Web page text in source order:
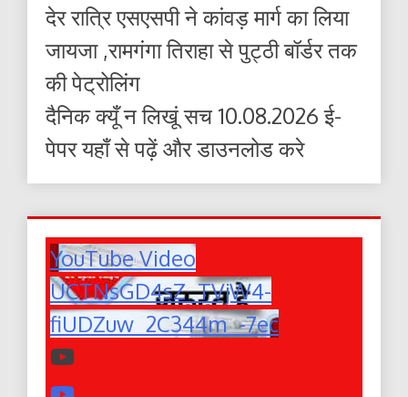
देर रात्रि एसएसपी ने कांवड़ मार्ग का लिया
जायजा ,रामगंगा तिराहा से पुट्ठी बॉर्डर तक
की पेट्रोलिंग
दैनिक क्यूँ न लिखूं सच 10.08.2026 ई-
पेपर यहाँ से पढ़ें और डाउनलोड करे
YouTube Video
UCTNsGD4sZ_TVjW4-
fiUDZuw_2C344m_-7ec